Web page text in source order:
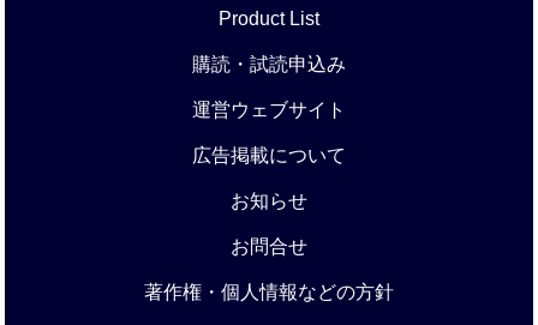
Product List
購読・試読申込み
運営ウェブサイト
広告掲載について
お知らせ
お問合せ
著作権・個人情報などの方針